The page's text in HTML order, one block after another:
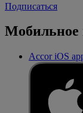
Подписаться
Мобильное
Accor iOS